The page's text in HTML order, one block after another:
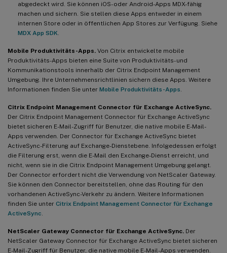
abgedeckt wird. Sie können iOS- oder Android-Apps MDX-fähig
machen und sichern. Sie stellen diese Apps entweder in einem
internen Store oder in öffentlichen App Stores zur Verfügung. Siehe
MDX App SDK.
Mobile Produktivitäts-Apps. Von Citrix entwickelte mobile
Produktivitäts-Apps bieten eine Suite von Produktivitäts- und
Kommunikationstools innerhalb der Citrix Endpoint Management
Umgebung. Ihre Unternehmensrichtlinien sichern diese Apps. Weitere
Informationen finden Sie unter Mobile Produktivitäts-Apps.
Citrix Endpoint Management Connector für Exchange ActiveSync.
Der Citrix Endpoint Management Connector für Exchange ActiveSync
bietet sicheren E-Mail-Zugriff für Benutzer, die native mobile E-Mail-
Apps verwenden. Der Connector für Exchange ActiveSync bietet
ActiveSync-Filterung auf Exchange-Dienstebene. Infolgedessen erfolgt
die Filterung erst, wenn die E-Mail den Exchange-Dienst erreicht, und
nicht, wenn sie in die Citrix Endpoint Management Umgebung gelangt.
Der Connector erfordert nicht die Verwendung von NetScaler Gateway.
Sie können den Connector bereitstellen, ohne das Routing für den
vorhandenen ActiveSync-Verkehr zu ändern. Weitere Informationen
finden Sie unter Citrix Endpoint Management Connector für Exchange
ActiveSync.
NetScaler Gateway Connector für Exchange ActiveSync. Der
NetScaler Gateway Connector für Exchange ActiveSync bietet sicheren
E-Mail-Zugriff für Benutzer, die native mobile E-Mail-Apps verwenden.